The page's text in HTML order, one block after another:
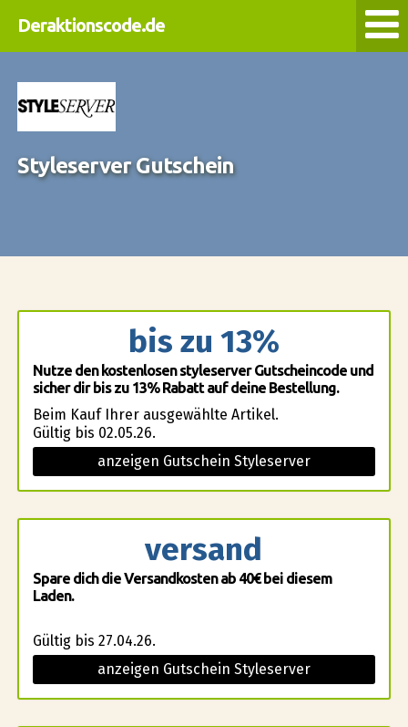
Deraktionscode.de
Styleserver Gutschein
bis zu 13%
Nutze den kostenlosen styleserver Gutscheincode und
sicher dir bis zu 13% Rabatt auf deine Bestellung.
Beim Kauf Ihrer ausgewählte Artikel.
Gültig bis 02.05.26.
anzeigen Gutschein Styleserver
versand
Spare dich die Versandkosten ab 40€ bei diesem
Laden.
Gültig bis 27.04.26.
anzeigen Gutschein Styleserver